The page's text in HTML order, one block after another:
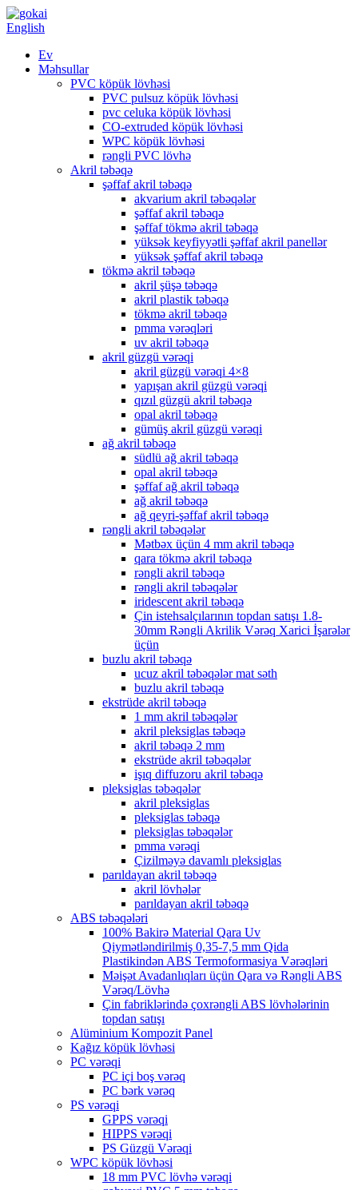
English
Ev
Məhsullar
PVC köpük lövhəsi
PVC pulsuz köpük lövhəsi
pvc celuka köpük lövhəsi
CO-extruded köpük lövhəsi
WPC köpük lövhəsi
rəngli PVC lövhə
Akril təbəqə
şəffaf akril təbəqə
akvarium akril təbəqələr
şəffaf akril təbəqə
şəffaf tökmə akril təbəqə
yüksək keyfiyyətli şəffaf akril panellər
yüksək şəffaf akril təbəqə
tökmə akril təbəqə
akril şüşə təbəqə
akril plastik təbəqə
tökmə akril təbəqə
pmma vərəqləri
uv akril təbəqə
akril güzgü vərəqi
akril güzgü vərəqi 4×8
yapışan akril güzgü vərəqi
qızıl güzgü akril təbəqə
opal akril təbəqə
gümüş akril güzgü vərəqi
ağ akril təbəqə
südlü ağ akril təbəqə
opal akril təbəqə
şəffaf ağ akril təbəqə
ağ akril təbəqə
ağ qeyri-şəffaf akril təbəqə
rəngli akril təbəqələr
Mətbəx üçün 4 mm akril təbəqə
qara tökmə akril təbəqə
rəngli akril təbəqə
rəngli akril təbəqələr
iridescent akril təbəqə
Çin istehsalçılarının topdan satışı 1.8-
30mm Rəngli Akrilik Vərəq Xarici İşarələr
üçün
buzlu akril təbəqə
ucuz akril təbəqələr mat səth
buzlu akril təbəqə
ekstrüde akril təbəqə
1 mm akril təbəqələr
akril pleksiglas təbəqə
akril təbəqə 2 mm
ekstrüde akril təbəqələr
işıq diffuzoru akril təbəqə
pleksiglas təbəqələr
akril pleksiglas
pleksiglas təbəqə
pleksiglas təbəqələr
pmma vərəqi
Çizilməyə davamlı pleksiglas
parıldayan akril təbəqə
akril lövhələr
parıldayan akril təbəqə
ABS təbəqələri
100% Bakirə Material Qara Uv
Qiymətləndirilmiş 0,35-7,5 mm Qida
Plastikindən ABS Termoformasiya Vərəqləri
Məişət Avadanlıqları üçün Qara və Rəngli ABS
Vərəq/Lövhə
Çin fabriklərində çoxrəngli ABS lövhələrinin
topdan satışı
Alüminium Kompozit Panel
Kağız köpük lövhəsi
PC vərəqi
PC içi boş vərəq
PC bərk vərəq
PS vərəqi
GPPS vərəqi
HIPPS vərəqi
PS Güzgü Vərəqi
WPC köpük lövhəsi
18 mm PVC lövhə vərəqi